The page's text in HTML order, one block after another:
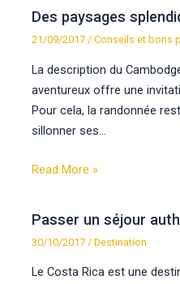
Des paysages
21/09/2017/Conseils et bons
La description du
aventureux offre une
Pour cela, la randonnée
sillonner ses…
Read More »
Passer un séjour
30/10/2017 /Destination
Le Costa Rica est une